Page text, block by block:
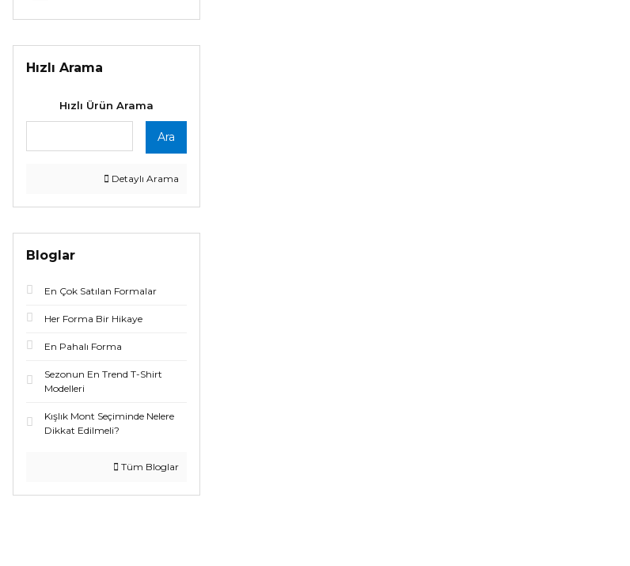
Hızlı Arama
Hızlı Ürün Arama
Ara
Detaylı Arama
Bloglar
En Çok Satılan Formalar
Her Forma Bir Hikaye
En Pahalı Forma
Sezonun En Trend T-Shirt
Modelleri
Kışlık Mont Seçiminde Nelere
Dikkat Edilmeli?
Tüm Bloglar